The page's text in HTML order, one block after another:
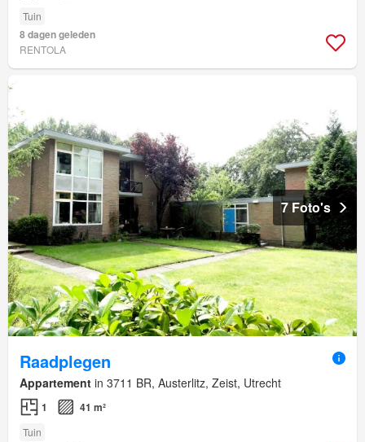
Tuin
8 dagen geleden
RENTOLA
7 Foto's
Raadplegen
Appartement in 3711 BR, Austerlitz, Zeist, Utrecht
1 41 m²
Tuin